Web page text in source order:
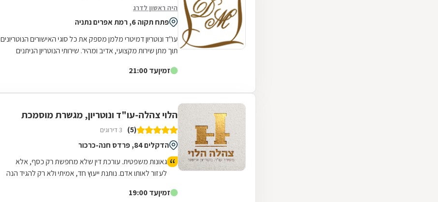
היה ראשון לדרג
פתח תקוה 6, רמת אפרים נתניה
עו"ד ונוטריון דמיטרי מלמן מספק את כל סוגי האישורים הנוטריונים
תוך מתן שירות מקצועי, אדיב ומהיר. שירותי הנוטריון הניתנים
זמיןעד 21:00
הלוי צהלה-עו"ד ונוטריון, מגשרת מוסמכת
(5) 3 דירוגים
הדקלים 84, פרדס חנה-כרכור
גאונות משפטית. עורכת דין שלא מחפשת רק כסף, אלא
לעזור לאותו אדם. נותנת ייעוץ חד, אמיתי ולא רק להגיד הנה
הלוי ! ממליצה בחום ! אין כמוה :)
זמיןעד 19:00